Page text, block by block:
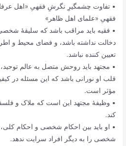
• تفاوت چشمگیرِ نگرشِ فقهیِ «اهل
فقهیِ «علمای اهل ظاهر»
• فقیه باید مراقب باشد که سلیقۀ
دخالت نداشته باشد، و فضای محیط و
تعیین کننده نباشد.
• مجتهد باید روحش متصل به عالم
قلب او نورانی باشد که این مسئله در
مؤثر است.
• وظیفۀ مجتهد این است که ملاک و
کند.
• او باید بین احکام شخصی و احکام
شخصی را به دیگر افراد سرایت ندهد.